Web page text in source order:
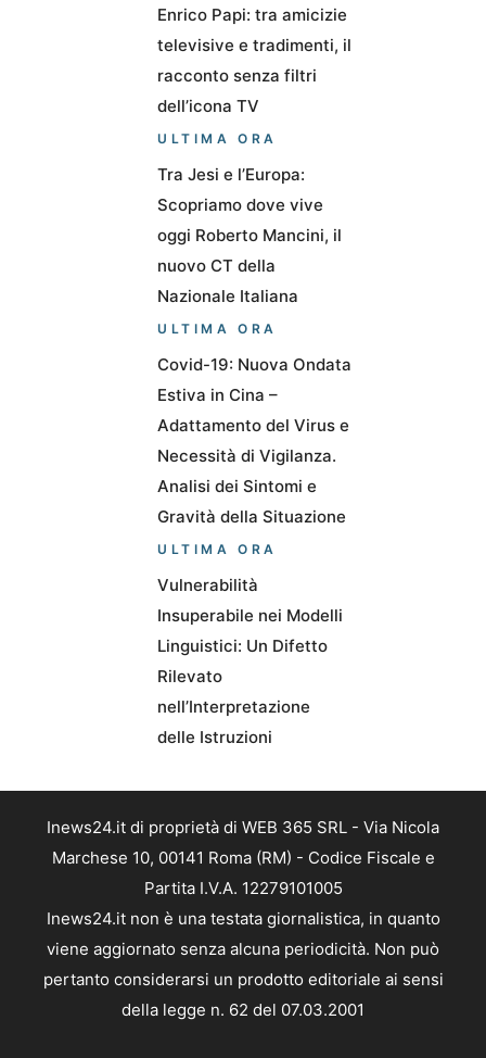
Enrico Papi: tra amicizie
televisive e tradimenti, il
racconto senza filtri
dell’icona TV
ULTIMA ORA
Tra Jesi e l’Europa:
Scopriamo dove vive
oggi Roberto Mancini, il
nuovo CT della
Nazionale Italiana
ULTIMA ORA
Covid-19: Nuova Ondata
Estiva in Cina –
Adattamento del Virus e
Necessità di Vigilanza.
Analisi dei Sintomi e
Gravità della Situazione
ULTIMA ORA
Vulnerabilità
Insuperabile nei Modelli
Linguistici: Un Difetto
Rilevato
nell’Interpretazione
delle Istruzioni
Inews24.it di proprietà di WEB 365 SRL - Via Nicola
Marchese 10, 00141 Roma (RM) - Codice Fiscale e
Partita I.V.A. 12279101005
Inews24.it non è una testata giornalistica, in quanto
viene aggiornato senza alcuna periodicità. Non può
pertanto considerarsi un prodotto editoriale ai sensi
della legge n. 62 del 07.03.2001